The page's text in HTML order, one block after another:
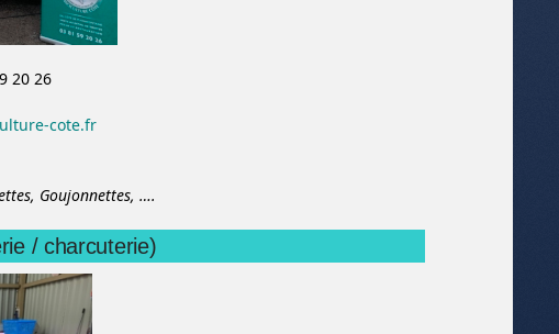
20 26
cote.fr
Goujonnettes, ….
/ charcuterie)